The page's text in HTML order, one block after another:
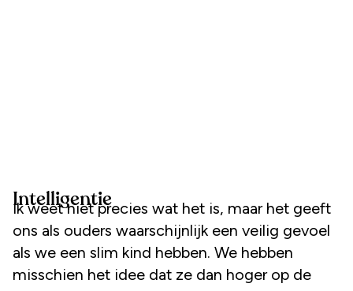
Intelligentie
Ik weet niet precies wat het is, maar het geeft
ons als ouders waarschijnlijk een veilig gevoel
als we een slim kind hebben. We hebben
misschien het idee dat ze dan hoger op de